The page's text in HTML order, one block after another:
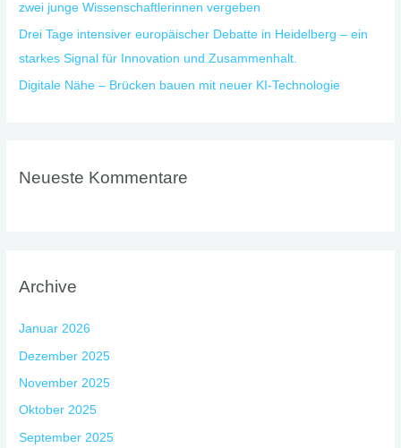
zwei junge Wissenschaftlerinnen vergeben
Drei Tage intensiver europäischer Debatte in Heidelberg – ein
starkes Signal für Innovation und Zusammenhalt.
Digitale Nähe – Brücken bauen mit neuer KI-Technologie
Neueste Kommentare
Archive
Januar 2026
Dezember 2025
November 2025
Oktober 2025
September 2025